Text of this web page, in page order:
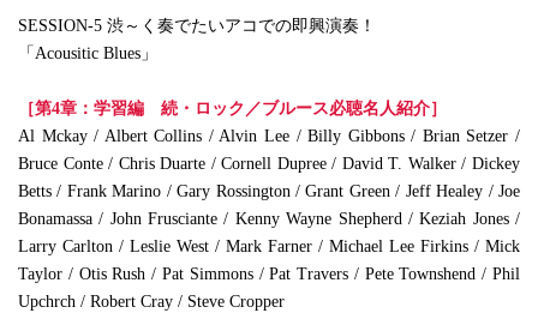
SESSION-5 渋～く奏でたいアコでの即興演奏！
「Acousitic Blues」
［第4章：学習編 続・ロック／ブルース必聴名人紹介］
Al Mckay / Albert Collins / Alvin Lee / Billy Gibbons / Brian Setzer /
Bruce Conte / Chris Duarte / Cornell Dupree / David T. Walker / Dickey
Betts / Frank Marino / Gary Rossington / Grant Green / Jeff Healey / Joe
Bonamassa / John Frusciante / Kenny Wayne Shepherd / Keziah Jones /
Larry Carlton / Leslie West / Mark Farner / Michael Lee Firkins / Mick
Taylor / Otis Rush / Pat Simmons / Pat Travers / Pete Townshend / Phil
Upchrch / Robert Cray / Steve Cropper